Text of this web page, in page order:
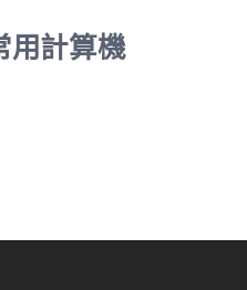
用計算機